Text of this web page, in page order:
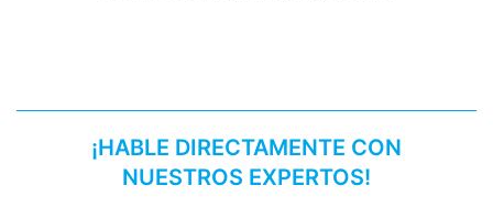
¡HABLE DIRECTAMENTE CON
NUESTROS EXPERTOS!